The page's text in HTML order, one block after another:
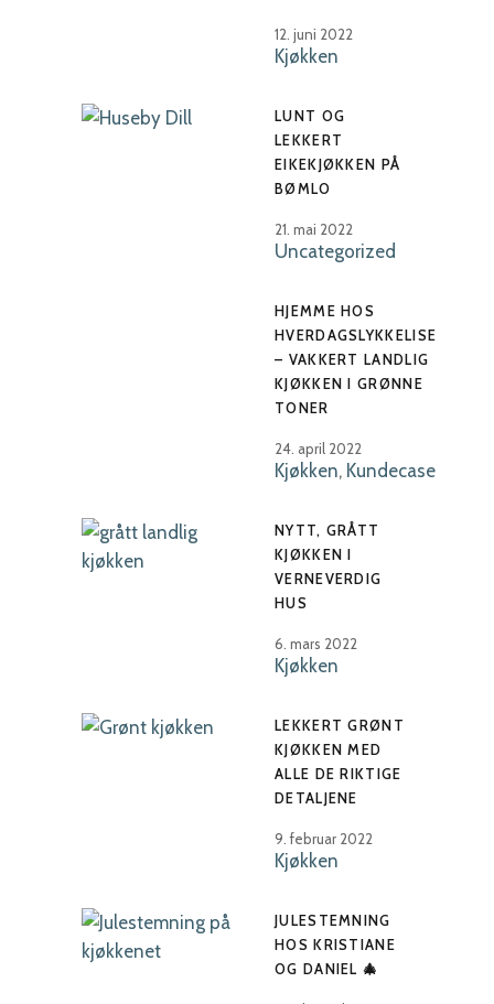
12. juni 2022
Kjøkken
LUNT OG
LEKKERT
EIKEKJØKKEN PÅ
BØMLO
21. mai 2022
Uncategorized
HJEMME HOS
HVERDAGSLYKKELISE
– VAKKERT LANDLIG
KJØKKEN I GRØNNE
TONER
24. april 2022
Kjøkken, Kundecase
NYTT, GRÅTT
KJØKKEN I
VERNEVERDIG
HUS
6. mars 2022
Kjøkken
LEKKERT GRØNT
KJØKKEN MED
ALLE DE RIKTIGE
DETALJENE
9. februar 2022
Kjøkken
JULESTEMNING
HOS KRISTIANE
OG DANIEL 🎄